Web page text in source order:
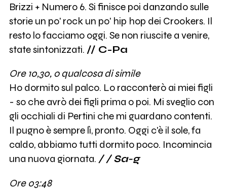
Brizzi + Numero 6. Si finisce poi danzando sulle
storie un po' rock un po' hip hop dei Crookers. Il
resto lo facciamo oggi. Se non riuscite a venire,
state sintonizzati. // C-Pa
Ore 10,30, o qualcosa di simile
Ho dormito sul palco. Lo racconterò ai miei figli
- so che avrò dei figli prima o poi. Mi sveglio con
gli occhiali di Pertini che mi guardano contenti.
Il pugno è sempre lì, pronto. Oggi c'è il sole, fa
caldo, abbiamo tutti dormito poco. Incomincia
una nuova giornata. / / Sa-g
Ore 03:48